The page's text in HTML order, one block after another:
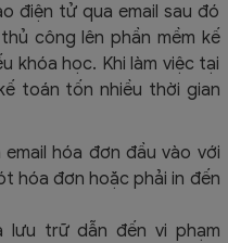
điện tử qua email sau đó
công lên phần mềm kế
khóa học. Khi làm việc tại
toán tốn nhiều thời gian
hóa đơn đầu vào với
hóa đơn hoặc phải in đến
lưu trữ dẫn đến vi phạm